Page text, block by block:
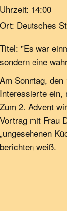
Uhrzeit: 14:00
Ort: Deutsches
Titel: "Es war
sondern eine
Am Sonntag, den
Interessierte ein,
Zum 2. Advent
Vortrag mit Frau
„ungesehenen
berichten weiß.